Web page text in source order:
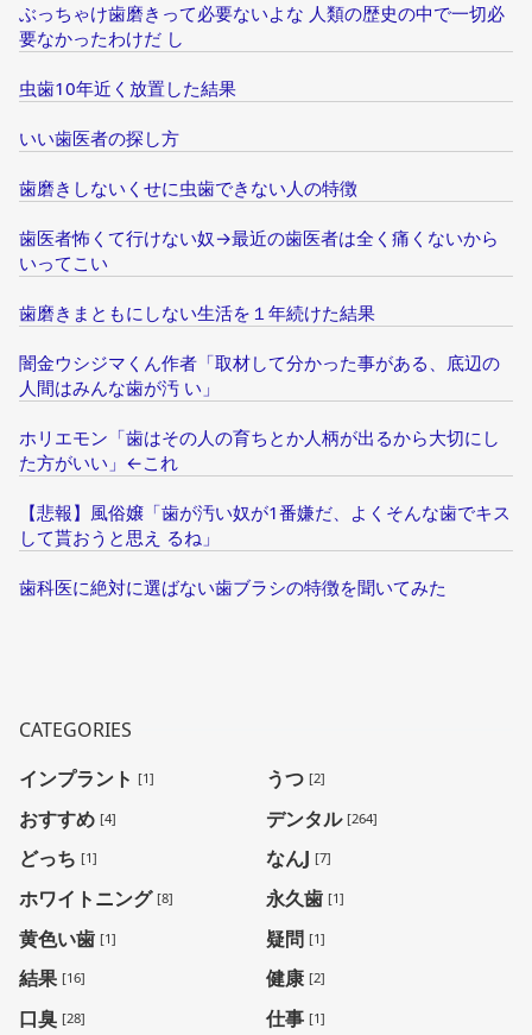
ぶっちゃけ歯磨きって必要ないよな 人類の歴史の中で一切必
要なかったわけだ し
虫歯10年近く放置した結果
いい歯医者の探し方
歯磨きしないくせに虫歯できない人の特徴
歯医者怖くて行けない奴→最近の歯医者は全く痛くないから
いってこい
歯磨きまともにしない生活を１年続けた結果
闇金ウシジマくん作者「取材して分かった事がある、底辺の
人間はみんな歯が汚 い」
ホリエモン「歯はその人の育ちとか人柄が出るから大切にし
た方がいい」←これ
【悲報】風俗嬢「歯が汚い奴が1番嫌だ、よくそんな歯でキス
して貰おうと思え るね」
歯科医に絶対に選ばない歯ブラシの特徴を聞いてみた
CATEGORIES
インプラント [1] うつ [2]
おすすめ [4] デンタル [264]
どっち [1] なんJ [7]
ホワイトニング [8] 永久歯 [1]
黄色い歯 [1] 疑問 [1]
結果 [16] 健康 [2]
口臭 [28] 仕事 [1]